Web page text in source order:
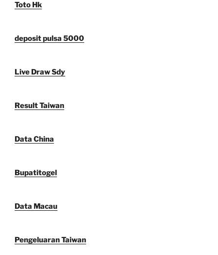
Toto Hk
deposit pulsa 5000
Live Draw Sdy
Result Taiwan
Data China
Bupatitogel
Data Macau
Pengeluaran Taiwan